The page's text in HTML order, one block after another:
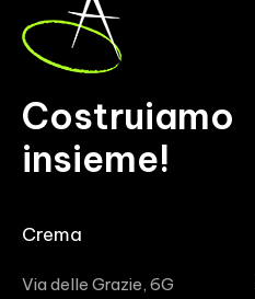
Costruiamo
insieme!
Crema
Via delle Grazie, 6G